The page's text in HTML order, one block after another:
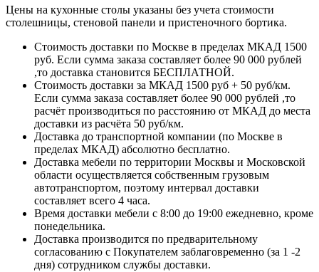
Цены на кухонные столы указаны без учета стоимости
столешницы, стеновой панели и пристеночного бортика.
Стоимость доставки по Москве в пределах МКАД 1500
руб. Если сумма заказа составляет более 90 000 рублей
,то доставка становится БЕСПЛАТНОЙ.
Стоимость доставки за МКАД 1500 руб + 50 руб/км.
Если сумма заказа составляет более 90 000 рублей ,то
расчёт производиться по расстоянию от МКАД до места
доставки из расчёта 50 руб/км.
Доставка до транспортной компании (по Москве в
пределах МКАД) абсолютно бесплатно.
Доставка мебели по территории Москвы и Московской
области осуществляется собственным грузовым
автотранспортом, поэтому интервал доставки
составляет всего 4 часа.
Время доставки мебели с 8:00 до 19:00 ежедневно, кроме
понедельника.
Доставка производится по предварительному
согласованию с Покупателем заблаговременно (за 1 -2
дня) сотрудником службы доставки.